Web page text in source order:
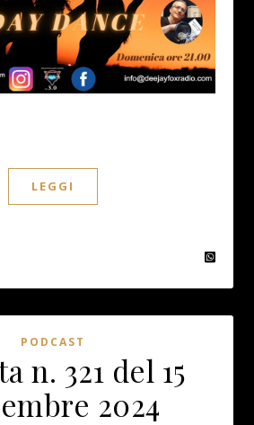
LEGGI
PODCAST
n. 321 del 15
2024